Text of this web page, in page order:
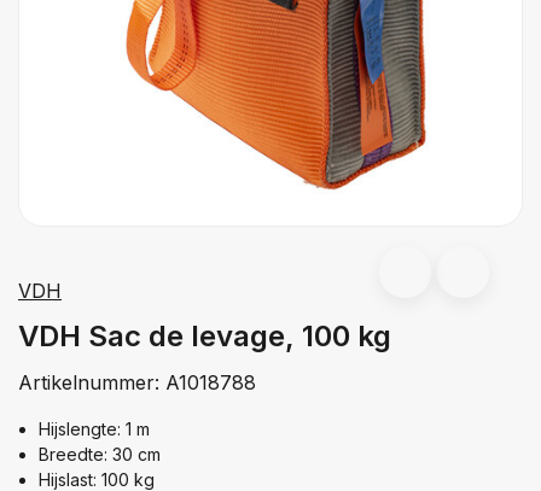
VDH
VDH Sac de levage, 100 kg
Artikelnummer: A1018788
Hijslengte: 1 m
Breedte: 30 cm
Hijslast: 100 kg